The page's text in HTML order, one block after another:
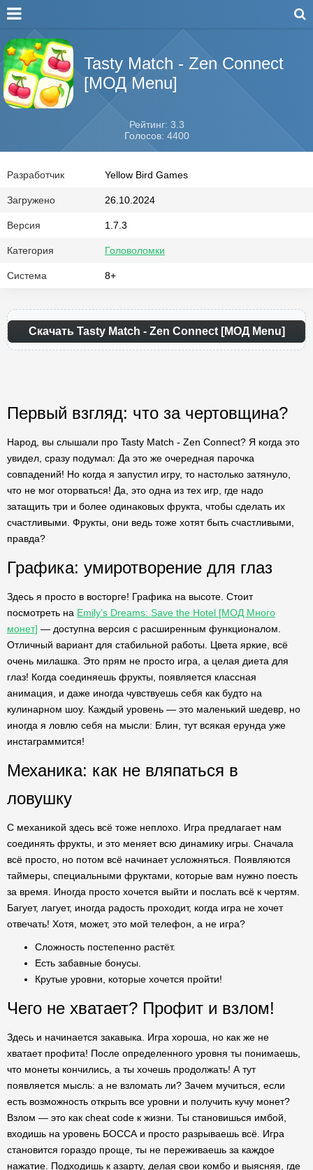
Tasty Match - Zen Connect
[МОД Menu]
Рейтинг: 3.3
Голосов: 4400
Разработчик Yellow Bird Games
Загружено 26.10.2024
Версия 1.7.3
Категория Головоломки
Система 8+
Скачать Tasty Match - Zen Connect [МОД Menu]
Первый взгляд: что за чертовщина?
Народ, вы слышали про Tasty Match - Zen Connect? Я когда это
увидел, сразу подумал: Да это же очередная парочка
совпадений! Но когда я запустил игру, то настолько затянуло,
что не мог оторваться! Да, это одна из тех игр, где надо
затащить три и более одинаковых фрукта, чтобы сделать их
счастливыми. Фрукты, они ведь тоже хотят быть счастливыми,
правда?
Графика: умиротворение для глаз
Здесь я просто в восторге! Графика на высоте. Стоит
посмотреть на Emily’s Dreams: Save the Hotel [МОД Много
монет] — доступна версия с расширенным функционалом.
Отличный вариант для стабильной работы. Цвета яркие, всё
очень милашка. Это прям не просто игра, а целая диета для
глаз! Когда соединяешь фрукты, появляется классная
анимация, и даже иногда чувствуешь себя как будто на
кулинарном шоу. Каждый уровень — это маленький шедевр, но
иногда я ловлю себя на мысли: Блин, тут всякая ерунда уже
инстаграммится!
Механика: как не вляпаться в
ловушку
С механикой здесь всё тоже неплохо. Игра предлагает нам
соединять фрукты, и это меняет всю динамику игры. Сначала
всё просто, но потом всё начинает усложняться. Появляются
таймеры, специальными фруктами, которые вам нужно поесть
за время. Иногда просто хочется выйти и послать всё к чертям.
Багует, лагует, иногда радость проходит, когда игра не хочет
отвечать! Хотя, может, это мой телефон, а не игра?
Сложность постепенно растёт.
Есть забавные бонусы.
Крутые уровни, которые хочется пройти!
Чего не хватает? Профит и взлом!
Здесь и начинается закавыка. Игра хороша, но как же не
хватает профита! После определенного уровня ты понимаешь,
что монеты кончились, а ты хочешь продолжать! А тут
появляется мысль: а не взломать ли? Зачем мучиться, если
есть возможность открыть все уровни и получить кучу монет?
Взлом — это как cheat code к жизни. Ты становишься имбой,
входишь на уровень БОССА и просто разрываешь всё. Игра
становится гораздо проще, ты не переживаешь за каждое
нажатие. Подходишь к азарту, делая свои комбо и выясняя, где